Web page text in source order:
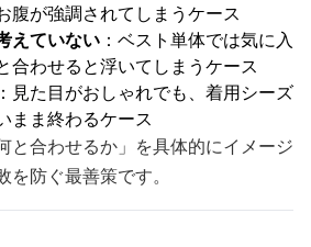
腹が強調されてしまうケース
えていない ：ベスト単体では気に入
合わせると浮いてしまうケース
：見た目がおしゃれでも、着用シーズ
まま終わるケース
と合わせるか」を具体的にイメージ
防ぐ最善策です。